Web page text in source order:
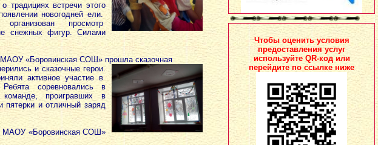
встречи этого
новогодней ели.
просмотр
снежных фигур. Силами
«Боровинская СОШ» прошла сказочная
и сказочные герои.
активное участие в
соревновались в
проигравших в
пятерки и отличный заряд
«Боровинская СОШ»
Чтобы оценить условия
предоставления услуг
используйте QR-код или
перейдите по ссылке ниже